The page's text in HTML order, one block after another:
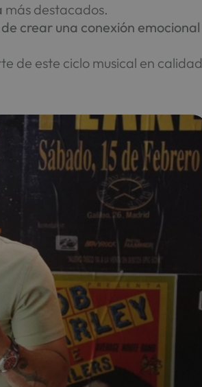
más destacados.
crear una conexión emocional
de este ciclo musical en calidad